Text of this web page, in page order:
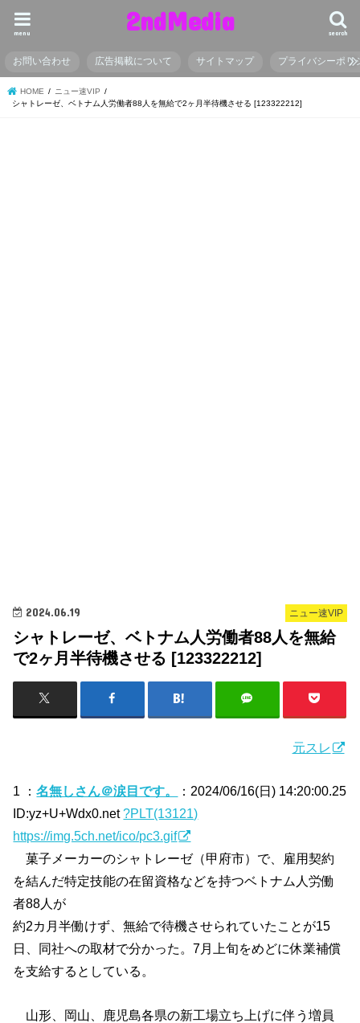
2ndMedia search
menu
お問い合わせ 広告掲載について サイトマップ プライバシーポリ
HOME
ニュー速VIP
シャトレーゼ、ベトナム人労働者88人を無給で2ヶ月半待機させる [123322212]
ニュー速VIP
2024.06.19
シャトレーゼ、ベトナム人労働者88人を無給
で2ヶ月半待機させる [123322212]
元スレ
1 ：名無しさん＠涙目です。
：2024/06/16(日) 14:20:00.25
ID:yz+U+Wdx0.net?PLT(13121)
https://img.5ch.net/ico/pc3.gif
菓子メーカーのシャトレーゼ（甲府市）で、雇用契約
を結んだ特定技能の在留資格などを持つベトナム人労働
者88人が
約2カ月半働けず、無給で待機させられていたことが15
日、同社への取材で分かった。7月上旬をめどに休業補償
を支給するとしている。
山形、岡山、鹿児島各県の新工場立ち上げに伴う増員